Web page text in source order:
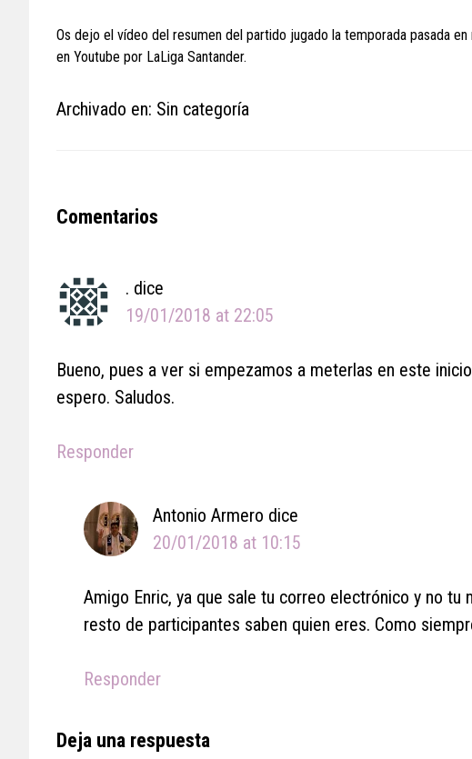
Os dejo el vídeo del resumen del partido jugado la temporada pasada
en Youtube por LaLiga Santander.
Archivado en: Sin categoría
Reader
Comentarios
. dice
19/01/2018 at 22:05
Bueno, pues a ver si empezamos a meterlas en este
espero. Saludos.
Responder
Antonio Armero dice
20/01/2018 at 10:15
Amigo Enric, ya que sale tu correo electrónico y no
resto de participantes saben quien eres. Como
Responder
Deja una respuesta